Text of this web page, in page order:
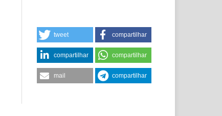
tweet compartilhar
compartilhar compartilhar
mail compartilhar